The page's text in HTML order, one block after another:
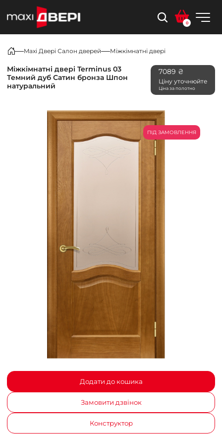
0
Maxi Двері Салон дверей Міжкімнатні двері
Міжкімнатні двері Terminus 03
Темний дуб Сатин бронза Шпон
натуральний
7089 ₴
Ціну уточнюйте
Ціна за полотно
ПІД ЗАМОВЛЕННЯ
Додати до кошика
Замовити дзвінок
Конструктор